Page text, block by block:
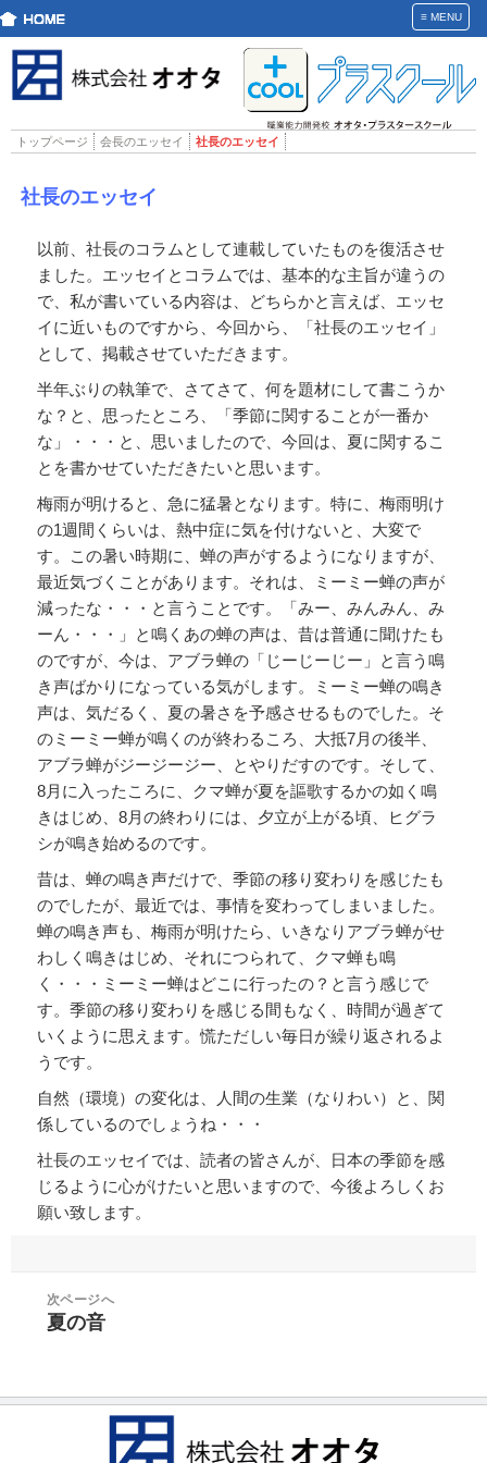
≡MENU
トップページ 会長のエッセイ 社長のエッセイ
社長のエッセイ
以前、社長のコラムとして連載していたものを復活させ
ました。エッセイとコラムでは、基本的な主旨が違うの
で、私が書いている内容は、どちらかと言えば、エッセ
イに近いものですから、今回から、「社長のエッセイ」
として、掲載させていただきます。
半年ぶりの執筆で、さてさて、何を題材にして書こうか
な？と、思ったところ、「季節に関することが一番か
な」・・・と、思いましたので、今回は、夏に関するこ
とを書かせていただきたいと思います。
梅雨が明けると、急に猛暑となります。特に、梅雨明け
の1週間くらいは、熱中症に気を付けないと、大変で
す。この暑い時期に、蝉の声がするようになりますが、
最近気づくことがあります。それは、ミーミー蝉の声が
減ったな・・・と言うことです。「みー、みんみん、み
ーん・・・」と鳴くあの蝉の声は、昔は普通に聞けたも
のですが、今は、アブラ蝉の「じーじーじー」と言う鳴
き声ばかりになっている気がします。ミーミー蝉の鳴き
声は、気だるく、夏の暑さを予感させるものでした。そ
のミーミー蝉が鳴くのが終わるころ、大抵7月の後半、
アブラ蝉がジージージー、とやりだすのです。そして、
8月に入ったころに、クマ蝉が夏を謳歌するかの如く鳴
きはじめ、8月の終わりには、夕立が上がる頃、ヒグラ
シが鳴き始めるのです。
昔は、蝉の鳴き声だけで、季節の移り変わりを感じたも
のでしたが、最近では、事情を変わってしまいました。
蝉の鳴き声も、梅雨が明けたら、いきなりアブラ蝉がせ
わしく鳴きはじめ、それにつられて、クマ蝉も鳴
く・・・ミーミー蝉はどこに行ったの？と言う感じで
す。季節の移り変わりを感じる間もなく、時間が過ぎて
いくように思えます。慌ただしい毎日が繰り返されるよ
うです。
自然（環境）の変化は、人間の生業（なりわい）と、関
係しているのでしょうね・・・
社長のエッセイでは、読者の皆さんが、日本の季節を感
じるように心がけたいと思いますので、今後よろしくお
願い致します。
次ページへ
次
稿:
夏の音